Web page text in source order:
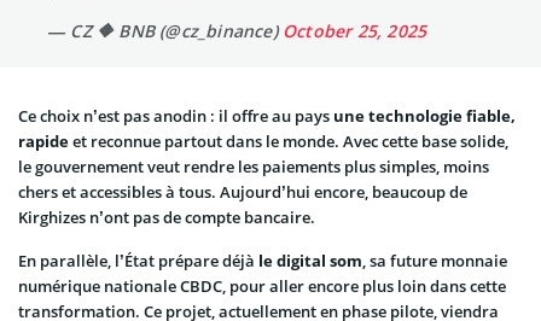
— CZ 🔶 BNB (@cz_binance)October 25, 2025
Ce choix n’est pas anodin : il offre au pays une technologie fiable,
rapideet reconnue partout dans le monde. Avec cette base solide,
le gouvernement veut rendre les paiements plus simples, moins
chers et accessibles à tous. Aujourd’hui encore, beaucoup de
Kirghizes n’ont pas de compte bancaire.
En parallèle, l’État prépare déjà le digital som, sa future monnaie
numérique nationale CBDC, pour aller encore plus loin dans cette
transformation. Ce projet, actuellement en phase pilote, viendra